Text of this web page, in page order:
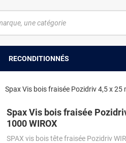
RECONDITIONNÉS
Spax Vis bois fraisée Pozidriv 4,5 x 25
Spax Vis bois fraisée
1000 WIROX
SPAX vis bois tête fraisée Pozidriv